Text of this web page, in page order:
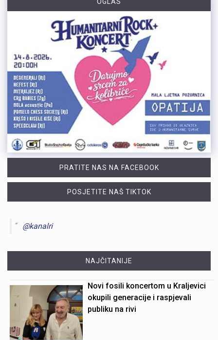
OGLAS
PRATITE NAS NA FACEBOOK
POSJETITE NAŠ TIKTOK
@kanalri
NAJČITANIJE
Novi fosili koncertom u Kraljevici
okupili generacije i raspjevali
publiku na rivi